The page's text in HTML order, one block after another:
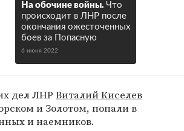
На обочине войны. Что
происходит в ЛНР после
окончания ожесточенных
боев за Попасную
6 июня 2022
дел ЛНР Виталий Киселев
и Золотом, попали в
и наемников.